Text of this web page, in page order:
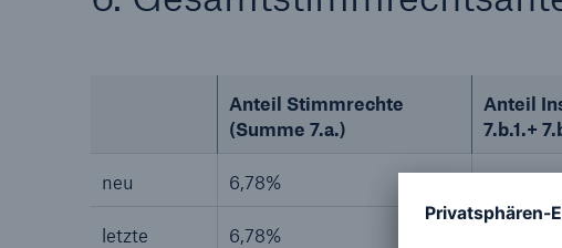
Anteil Stimmrechte
(Summe 7.a.)
Anteil
7.b.1.+
neu 6,78%
letzte
6,78%